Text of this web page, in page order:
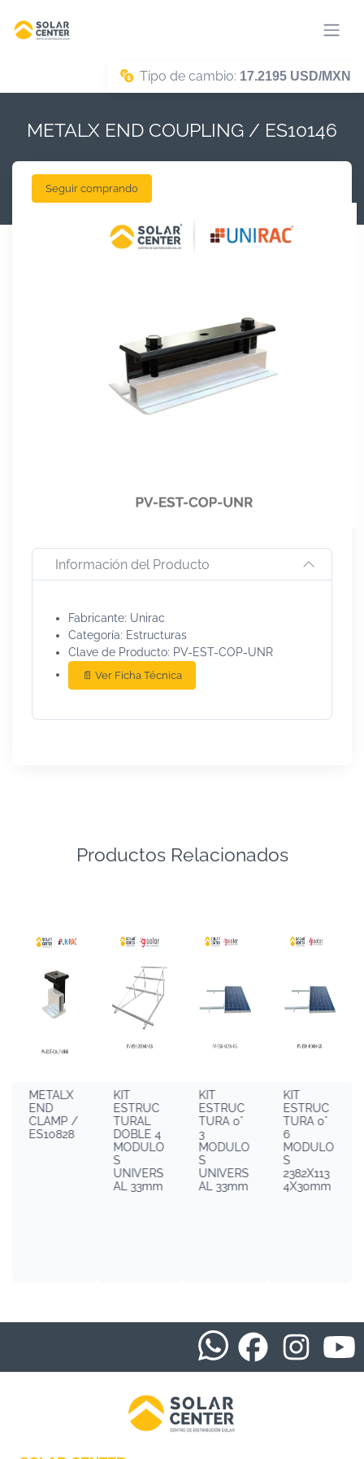
Tipo de cambio: 17.2195 USD/MXN
METALX END COUPLING / ES10146
Seguir comprando
Información del Producto
Fabricante: Unirac
Categoría: Estructuras
Clave de Producto: PV-EST-COP-UNR
📄 Ver Ficha Técnica
Productos Relacionados
METALX
END
CLAMP /
ES10828
KIT
ESTRUC
TURAL
DOBLE 4
MODULO
S
UNIVERS
AL 33mm
KIT
ESTRUC
TURA 0°
3
MODULO
S
UNIVERS
AL 33mm
KIT
ESTRUC
TURA 0°
6
MODULO
S
2382X113
4X30mm